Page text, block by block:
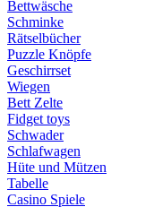
Bettwäsche
Schminke
Rätselbücher
Puzzle Knöpfe
Geschirrset
Wiegen
Bett Zelte
Fidget toys
Schwader
Schlafwagen
Hüte und Mützen
Tabelle
Casino Spiele